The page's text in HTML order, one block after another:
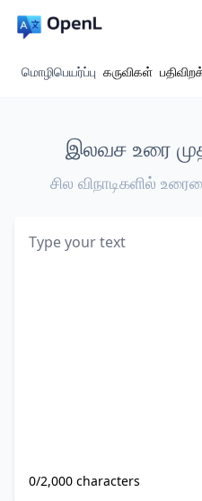
மொழிபெயர்ப்பு கருவிகள்
இலவச உரை
சில விநாடிகளில்
0/2,000 characters